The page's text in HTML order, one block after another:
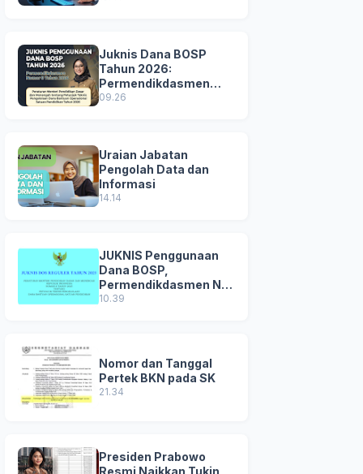
Juknis Dana BOSP
Tahun 2026:
Permendikdasmen
Nomor 8 Tahun 2026
09.26
Uraian Jabatan
Pengolah Data dan
Informasi
14.14
JUKNIS Penggunaan
Dana BOSP,
Permendikdasmen No
8 Tahun 2025
10.39
Nomor dan Tanggal
Pertek BKN pada SK
21.34
Presiden Prabowo
Resmi Naikkan Tukin